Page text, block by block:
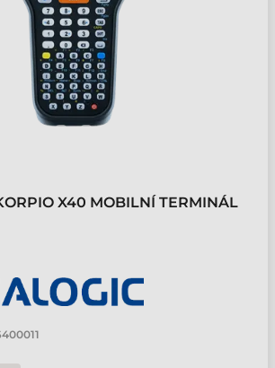
X40 MOBILNÍ TERMINÁL